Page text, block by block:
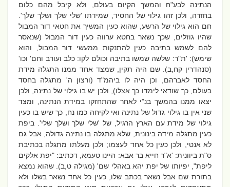
הנתינה לבע"ח והמשך הקיום בעולם, ולא קיבל מהם כלום
בחזרה, ולכן זהו גילוי של החסיד, שמידתו 'שלי שלך ושלך שלך'.
חם הוא גילוי של הרשע, שהוא כעין המשיך את חטאי דור המבול
שהיו גוזלים, שכך נשאר בחטא ערווה כעין דור המבול (שנאסר
להם לשמש בתיבה כעין להתנקות ממעשי דור המבול, והוא
שימש): 'ת"ר: שלשה שמשו בתיבה וכולם לקו: כלב ועורב וחם' וכו'
(סנהדרין קח,ב). שם היה תקין, שמצד אחד ממנו התגלה מידת
החסד לאברהם, וכן היה לו ביהמ"ד (ורצון ה' מתגלה בחסד
בעולם, כך שודאי לימדו כך אצלו), ולכן יש בו גילוי של נתינה, ולכן
יצאו ממנו בהמשך בנ"י לאחר שהתחזקו במידת הנתינה, ומצד
שני אין בו גילוי גדול של נתינה ואי לקיחה כמו נח, כך שיש בו כעין
גילוי של מידת עם הארץ הרגיל, של 'שלי שלך ושלך שלי'. ביפת
כעין מתגלה מידה בינונית, שלא מתגלה בו נתינה גדולה, אבל גם
לא אנטי, ולכן כעין כל אחד לעצמו; ולכן מעלתו מתגלה בכתיבת
ס"ת ביוונית: 'א"ר חייא בר אבא: היינו טעמא, דכתיב: "יפת אלקים
ליפת", יפיותו של יפת יהא באהלי שם' (מגילה ט,ב). שהוא נמצא
בתורת שם אבל נשאר בכתב שלו, כעין כל אחד נשאר בשלו ולא